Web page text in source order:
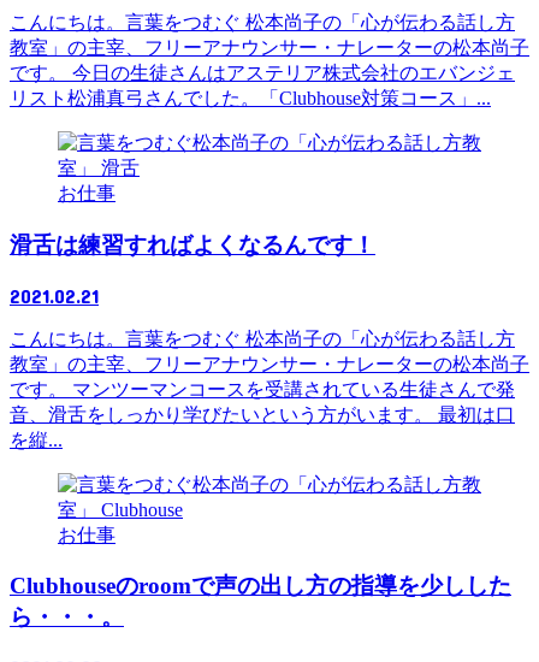
こんにちは。言葉をつむぐ 松本尚子の「心が伝わる話し方
教室」の主宰、フリーアナウンサー・ナレーターの松本尚子
です。 今日の生徒さんはアステリア株式会社のエバンジェ
リスト松浦真弓さんでした。「Clubhouse対策コース」...
お仕事
滑舌は練習すればよくなるんです！
2021.02.21
こんにちは。言葉をつむぐ 松本尚子の「心が伝わる話し方
教室」の主宰、フリーアナウンサー・ナレーターの松本尚子
です。 マンツーマンコースを受講されている生徒さんで発
音、滑舌をしっかり学びたいという方がいます。 最初は口
を縦...
お仕事
Clubhouseのroomで声の出し方の指導を少しした
ら・・・。